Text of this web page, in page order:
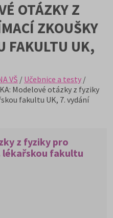
OTÁZKY Z
ZKOUŠKY
FAKULTU UK,
VŠ / Učebnice a testy /
Modelové otázky z fyziky
fakultu UK, 7. vydání
z fyziky pro
lékařskou fakultu